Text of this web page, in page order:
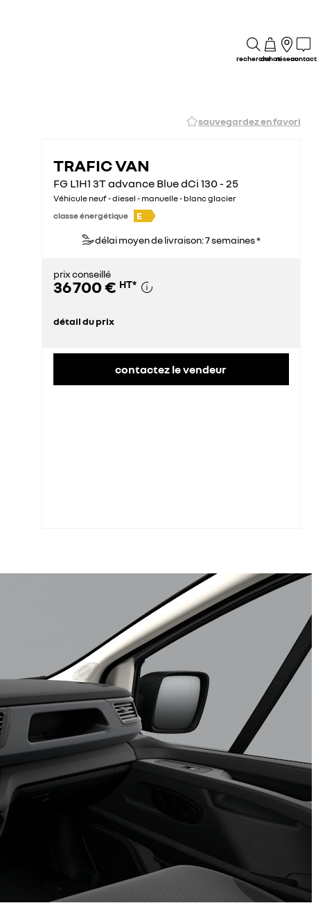
rechercheachatréseaucontact
sauvegardez en favori
TRAFIC VAN
FG L1H1 3T advance Blue dCi 130 - 25
Véhicule neuf - diesel - manuelle - blanc glacier
classe énergétique
E
délai moyen de livraison: 7 semaines *
prix conseillé
36 700 € HT*
détail du prix
contactez le vendeur